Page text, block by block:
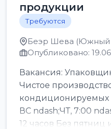
продукции
Требуются
Беэр Шева (Южный
Опубликовано:
Вакансия:
Чистое
кондиционируемых
ВС ndash;ЧТ, 7:00
12 часов Без пятниц